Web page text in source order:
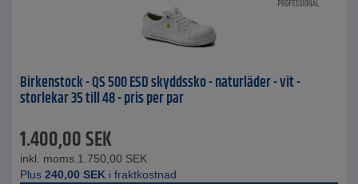
Birkenstock - QS 500 ESD skyddssko - naturläder - vit -
storlekar 35 till 48 - pris per par
1.400,00SEK
inkl. moms. 1.750,00 SEK
Plus 240,00 SEK i fraktkostnad